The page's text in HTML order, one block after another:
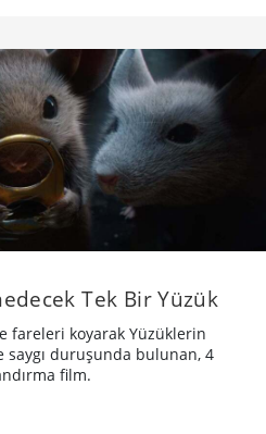
Tek Bir Yüzük
fareleri koyarak Yüzüklerin
saygı duruşunda bulunan, 4
film.